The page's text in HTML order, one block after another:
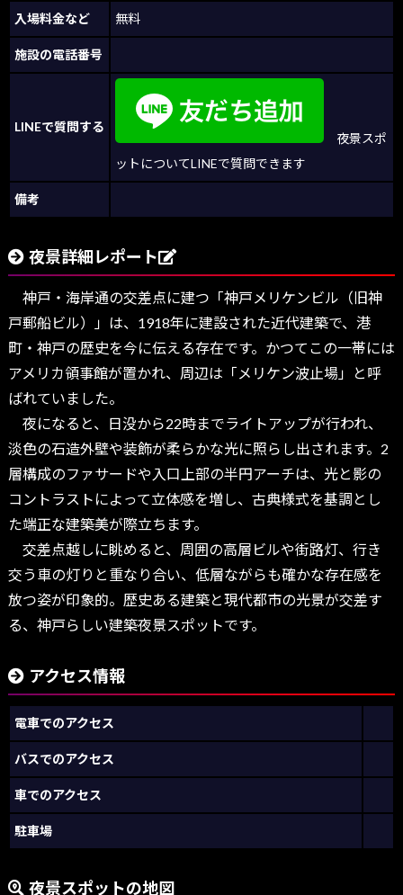
入場料金など 無料
施設の電話番号
LINEで質問する
夜景スポ
ットについてLINEで質問できます
備考
夜景詳細レポート
神戸・海岸通の交差点に建つ「神戸メリケンビル（旧神
戸郵船ビル）」は、1918年に建設された近代建築で、港
町・神戸の歴史を今に伝える存在です。かつてこの一帯には
アメリカ領事館が置かれ、周辺は「メリケン波止場」と呼
ばれていました。
夜になると、日没から22時までライトアップが行われ、
淡色の石造外壁や装飾が柔らかな光に照らし出されます。2
層構成のファサードや入口上部の半円アーチは、光と影の
コントラストによって立体感を増し、古典様式を基調とし
た端正な建築美が際立ちます。
交差点越しに眺めると、周囲の高層ビルや街路灯、行き
交う車の灯りと重なり合い、低層ながらも確かな存在感を
放つ姿が印象的。歴史ある建築と現代都市の光景が交差す
る、神戸らしい建築夜景スポットです。
アクセス情報
電車でのアクセス
バスでのアクセス
車でのアクセス
駐車場
夜景スポットの地図